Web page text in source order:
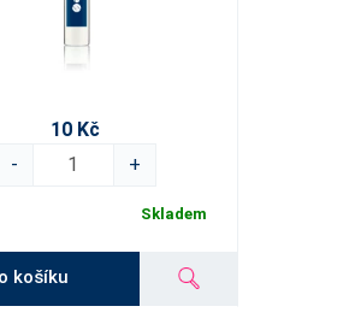
10 Kč
-
+
Skladem
košíku